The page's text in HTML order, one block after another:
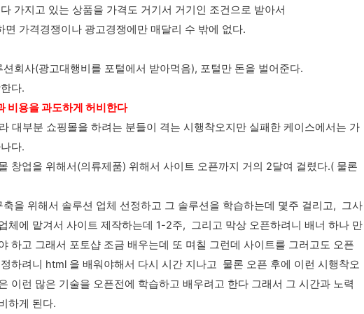
가지고 있는 상품을 가격도 거기서 거기인 조건으로 받아서
면 가격경쟁이나 광고경쟁에만 매달리 수 밖에 없다.
회사(광고대행비를 포털에서 받아먹음), 포털만 돈을 벌어준다.
다.
비용을 과도하게 허비한다
대부분 쇼핑몰을 하려는 분들이 격는 시행착오지만 실패한 케이스에서는 가
다.
창업을 위해서(의류제품) 위해서 사이트 오픈까지 거의 2달여 걸렸다.( 물론
을 위해서 솔루션 업체 선정하고 그 솔루션을 학습하는데 몇주 걸리고, 그사
체에 맡겨서 사이트 제작하는데 1-2주, 그리고 막상 오픈하려니 배너 하나 만
하고 그래서 포토샵 조금 배우는데 또 며칠 그런데 사이트를 그러고도 오픈
하려니 html 을 배워야해서 다시 시간 지나고 물론 오픈 후에 이런 시행착오
이런 많은 기술을 오픈전에 학습하고 배우려고 한다 그래서 그 시간과 노력
하게 된다.